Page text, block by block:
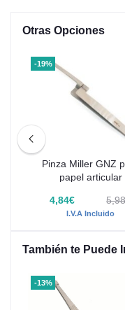
Otras Opciones
-19%
Pinza Miller GNZ
papel articular
4,84€
I.V.A Incluido
También te Puede
-13%